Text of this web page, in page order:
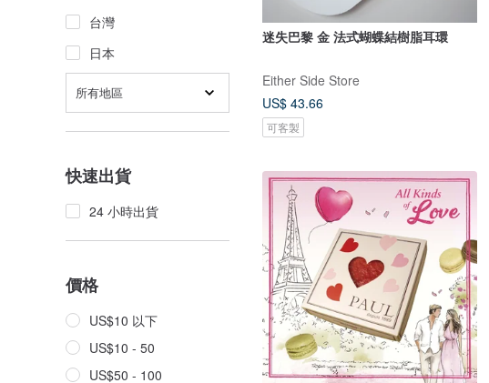
台灣
日本
所有地區
快速出貨
24 小時出貨
價格
US$10 以下
US$10 - 50
US$50 - 100
迷失巴黎 金 法式蝴蝶結樹脂耳環
Either Side Store
US$ 43.66
可客製